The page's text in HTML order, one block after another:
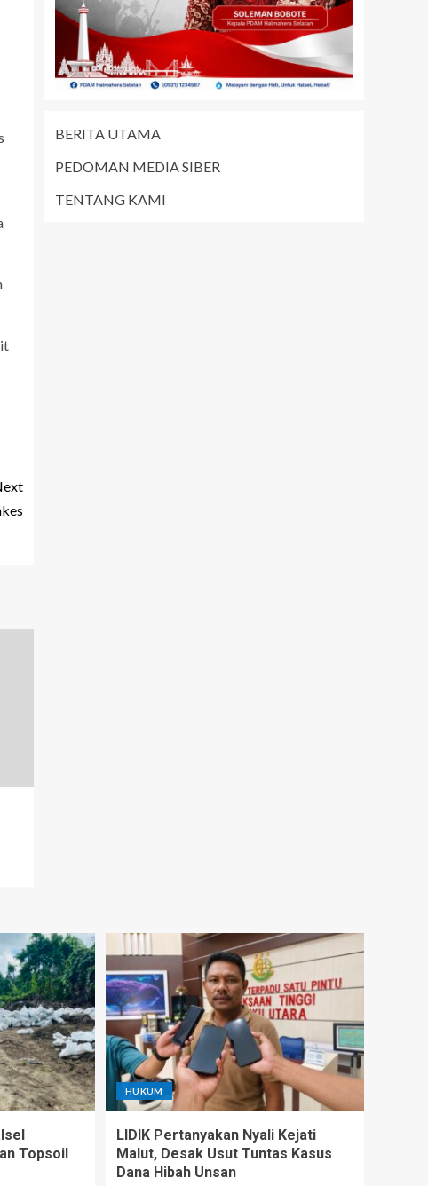
BERITA UTAMA
PEDOMAN MEDIA SIBER
TENTANG KAMI
Topsoil
HUKUM
LIDIK Pertanyakan Nyali Kejati
Malut, Desak Usut Tuntas Kasus
Dana Hibah Unsan